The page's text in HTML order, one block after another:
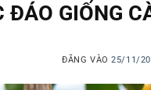
ĐÁO GIỐNG
ĐĂNG VÀO25/11/